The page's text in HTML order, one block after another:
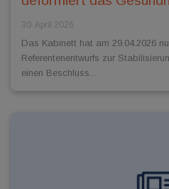
30. April 2026
Das Kabinett hat am 29.04.2026
Referentenentwurfs zur
einen Beschluss...